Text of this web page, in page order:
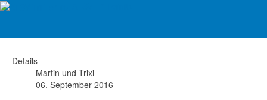
Details
Martin und Trixi
06. September 2016